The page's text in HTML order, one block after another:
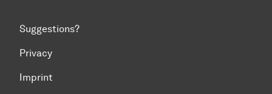
Suggestions?
Privacy
Imprint